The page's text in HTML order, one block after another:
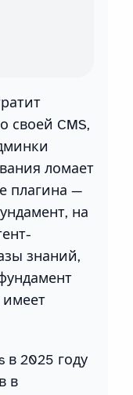
своей CMS,
ломает
плагина —
на
знаний,
имеет
в 2025 году
в